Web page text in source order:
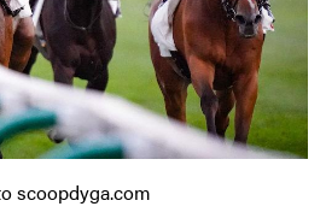
scoopdyga.com